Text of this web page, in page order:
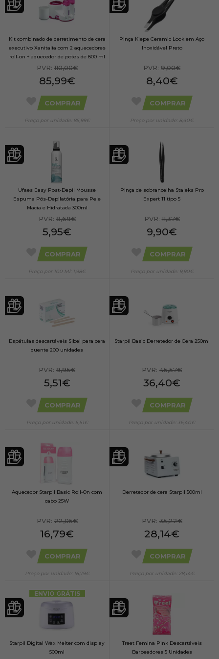
Kit combinado de derretimento de cera
executivo Xanitalia com 2 aquecedores
roll-on + aquecedor de potes de 800 ml
PVR:110,00€
85,99€
COMPRAR
Preço por unidade: 85,99€
Pinça Kiepe Ceramic Look em Aço
Inoxidável Preto
PVR: 9,00€
8,40€
COMPRAR
Preço por unidade: 8,40€
Ufaes Easy Post-Depil Mousse
Espuma Pós-Depilatória para Pele
Macia e Hidratada 300ml
PVR:8,69€
5,95€
COMPRAR
Preço por 100 Ml: 1,98€
Pinça de sobrancelha Staleks Pro
Expert 11 tipo 5
PVR:11,37€
9,90€
COMPRAR
Preço por unidade: 9,90€
Espátulas descartáveis Sibel para cera
quente 200 unidades
PVR: 9,95€
5,51€
COMPRAR
Preço por unidade: 5,51€
Starpil Basic Derretedor de Cera 250ml
PVR: 45,57€
36,40€
COMPRAR
Preço por unidade: 36,40€
Aquecedor Starpil Basic Roll-On com
cabo 25W
PVR:22,05€
16,79€
COMPRAR
Preço por unidade: 16,79€
Derretedor de cera Starpil 500ml
PVR:35,22€
28,14€
COMPRAR
Preço por unidade: 28,14€
ENVIO GRÁTIS
Starpil Digital Wax Melter com display
500ml
Treet Femina Pink Descartáveis
Barbeadores 5 Unidades